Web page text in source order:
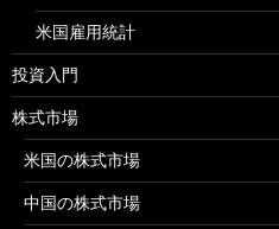
米国雇用統計
投資入門
株式市場
米国の株式市場
中国の株式市場